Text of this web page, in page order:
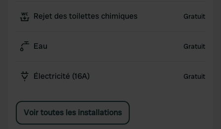
Rejet des toilettes chimiques Gratuit
Eau Gratuit
Électricité (16A) Gratuit
Voir toutes les installations